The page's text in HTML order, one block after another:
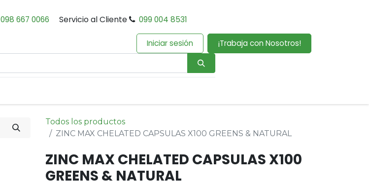
098 667 0066 Servicio al Cliente 099 004 8531
Iniciar sesión ¡Trabaja con Nosotros!
Todos los productos
ZINC MAX CHELATED CAPSULAS X100 GREENS & NATURAL
ZINC MAX CHELATED CAPSULAS X100
GREENS & NATURAL